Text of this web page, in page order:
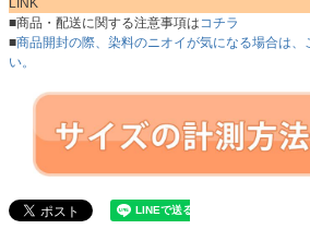
LINK
■商品・配送に関する注意事項はコチラ
■商品開封の際、染料のニオイが気になる場合は、
い。